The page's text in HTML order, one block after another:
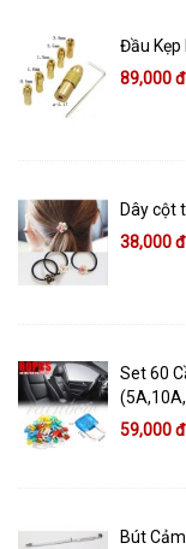
Đầu
89,000 đ
Dây cột
38,000 đ
Set 60
59,000 đ
Bút